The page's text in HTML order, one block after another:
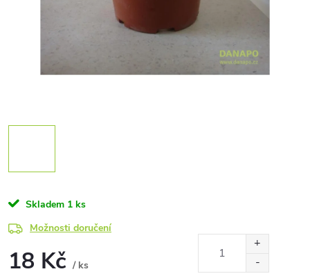
Skladem 1 ks
Možnosti doručení
18 Kč / ks